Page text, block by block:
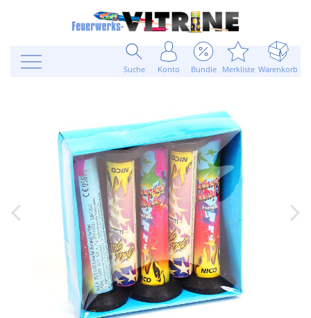
Suche Konto Bundle Merkliste Warenkorb